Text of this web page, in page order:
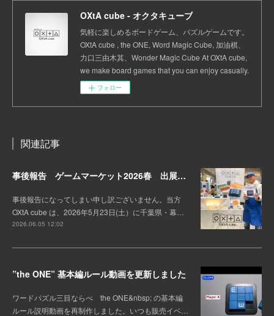
OXtA cube - オクタキューブ
気軽に楽しめるボードゲーム、パズルゲームです。
OXtA cube , the ONE, Word Magic Cube, 加油棋、
力口三由木其、Wonder Magic Cube At OXtA cube,
we make board games that you can enjoy casually.
フォロー
関連記事
事後報告 ゲームマーケット2026春 出展しました。
事後報告になってしまい申し訳ございません。当方
OXtA cube は、2026年5月23日(土）に千葉県・幕…
2026.06.05 12:02
”the ONE” 基本編ルール動画を更新しました
ワードパズル三目ならべ the ONE&nbsp; の基本編
ルール説明動画を再制作しました。いつも販売イベ…